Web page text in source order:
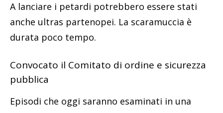
A lanciare i petardi potrebbero essere stati
anche ultras partenopei. La scaramuccia è
durata poco tempo.
Convocato il Comitato di ordine e sicurezza
pubblica
Episodi che oggi saranno esaminati in una